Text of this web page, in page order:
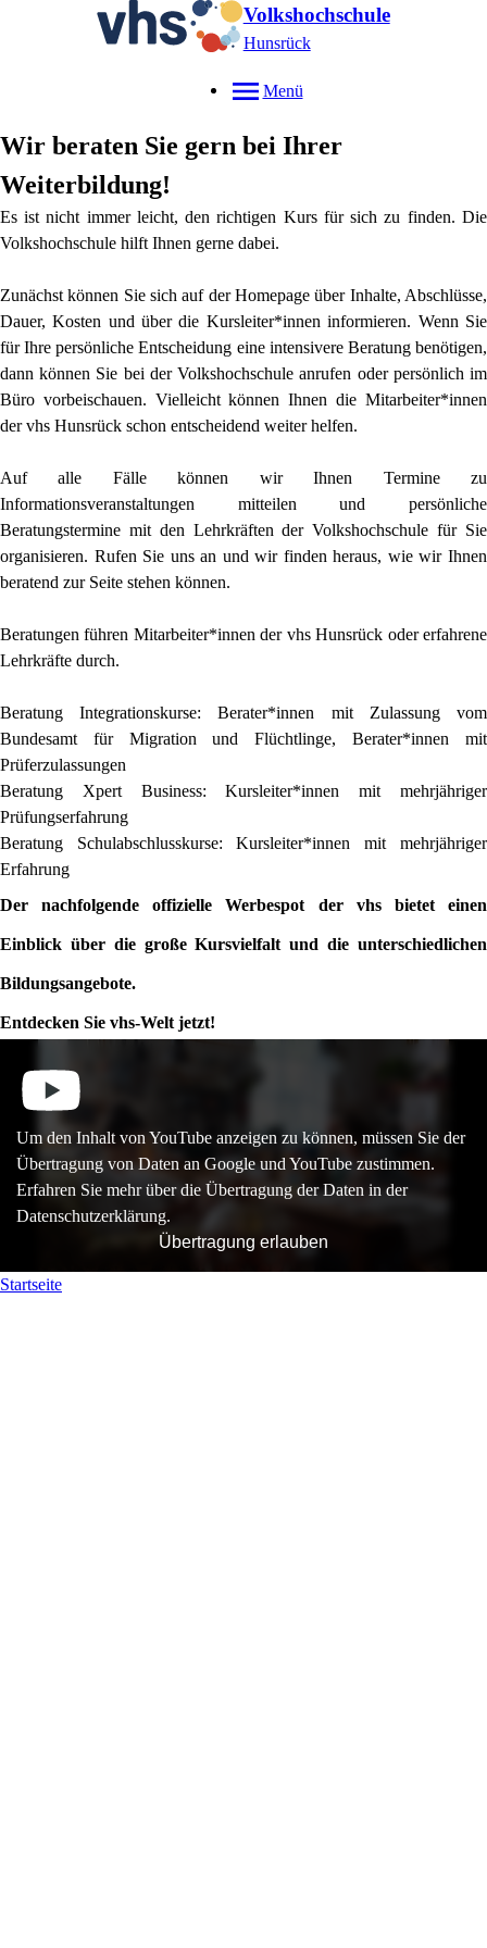
Volkshochschule
Hunsrück
Menü
Wir beraten Sie gern bei Ihrer
Weiterbildung!
Es ist nicht immer leicht, den richtigen Kurs für sich zu finden. Die
Volkshochschule hilft Ihnen gerne dabei.
Zunächst können Sie sich auf der Homepage über Inhalte, Abschlüsse,
Dauer, Kosten und über die Kursleiter*innen informieren. Wenn Sie
für Ihre persönliche Entscheidung eine intensivere Beratung benötigen,
dann können Sie bei der Volkshochschule anrufen oder persönlich im
Büro vorbeischauen. Vielleicht können Ihnen die Mitarbeiter*innen
der vhs Hunsrück schon entscheidend weiter helfen.
Auf alle Fälle können wir Ihnen Termine zu
Informationsveranstaltungen mitteilen und persönliche
Beratungstermine mit den Lehrkräften der Volkshochschule für Sie
organisieren. Rufen Sie uns an und wir finden heraus, wie wir Ihnen
beratend zur Seite stehen können.
Beratungen führen Mitarbeiter*innen der vhs Hunsrück oder erfahrene
Lehrkräfte durch.
Beratung Integrationskurse: Berater*innen mit Zulassung vom
Bundesamt für Migration und Flüchtlinge, Berater*innen mit
Prüferzulassungen
Beratung Xpert Business: Kursleiter*innen mit mehrjähriger
Prüfungserfahrung
Beratung Schulabschlusskurse: Kursleiter*innen mit mehrjähriger
Erfahrung
Der nachfolgende offizielle Werbespot der vhs bietet einen
Einblick über die große Kursvielfalt und die unterschiedlichen
Bildungsangebote.
Entdecken Sie vhs-Welt jetzt!
Um den Inhalt von YouTube anzeigen zu können, müssen Sie der
Übertragung von Daten an Google und YouTube zustimmen.
Erfahren Sie mehr über die Übertragung der Daten in der
Datenschutzerklärung.
Übertragung erlauben
Startseite